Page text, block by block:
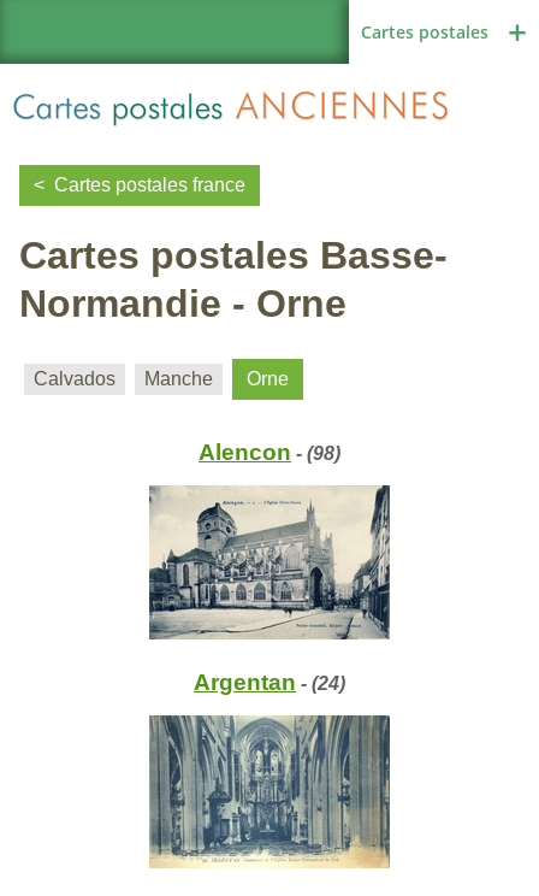
Cartes postales
Région de France
Autres pays
Thèmes
Cartes postales france
Cartes postales Basse-
Normandie - Orne
Calvados Manche Orne
Alencon - (98)
Argentan - (24)